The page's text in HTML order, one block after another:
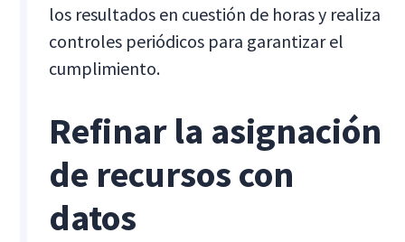
los resultados en cuestión de horas y realiza
controles periódicos para garantizar el
cumplimiento.
Refinar la asignación
de recursos con
datos